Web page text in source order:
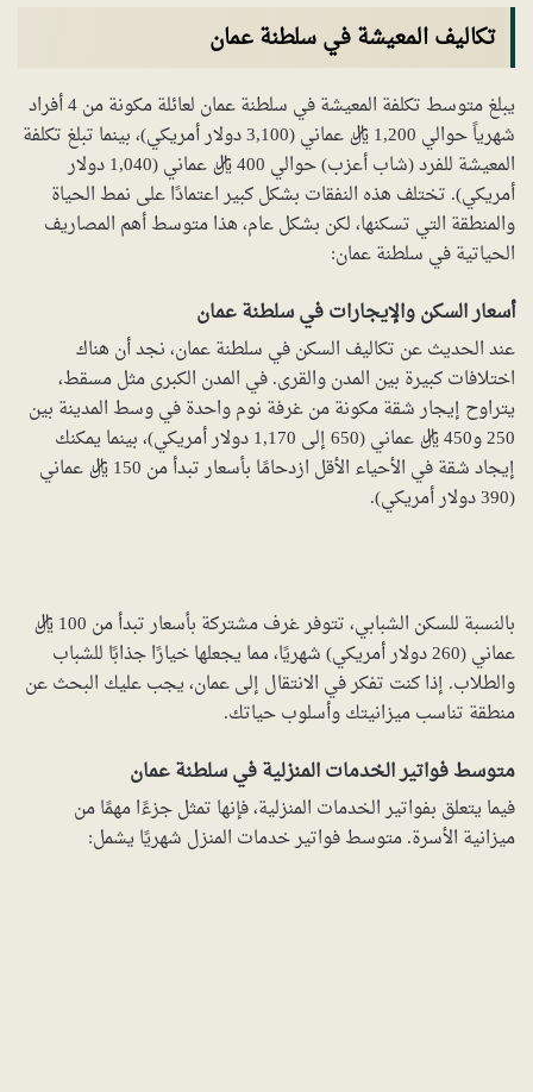
تكاليف المعيشة في سلطنة عمان
يبلغ متوسط تكلفة المعيشة في سلطنة عمان لعائلة مكونة من 4 أفراد
شهرياً حوالي 1,200 ريال عماني (3,100 دولار أمريكي)، بينما تبلغ تكلفة
المعيشة للفرد (شاب أعزب) حوالي 400 ريال عماني (1,040 دولار
أمريكي). تختلف هذه النفقات بشكل كبير اعتمادًا على نمط الحياة
والمنطقة التي تسكنها، لكن بشكل عام، هذا متوسط أهم المصاريف
الحياتية في سلطنة عمان:
أسعار السكن والإيجارات في سلطنة عمان
عند الحديث عن تكاليف السكن في سلطنة عمان، نجد أن هناك
اختلافات كبيرة بين المدن والقرى. في المدن الكبرى مثل مسقط،
يتراوح إيجار شقة مكونة من غرفة نوم واحدة في وسط المدينة بين
250 و450 ريال عماني (650 إلى 1,170 دولار أمريكي)، بينما يمكنك
إيجاد شقة في الأحياء الأقل ازدحامًا بأسعار تبدأ من 150 ريال عماني
(390 دولار أمريكي).
بالنسبة للسكن الشبابي، تتوفر غرف مشتركة بأسعار تبدأ من 100 ريال
عماني (260 دولار أمريكي) شهريًا، مما يجعلها خيارًا جذابًا للشباب
والطلاب. إذا كنت تفكر في الانتقال إلى عمان، يجب عليك البحث عن
منطقة تناسب ميزانيتك وأسلوب حياتك.
متوسط فواتير الخدمات المنزلية في سلطنة عمان
فيما يتعلق بفواتير الخدمات المنزلية، فإنها تمثل جزءًا مهمًا من
ميزانية الأسرة. متوسط فواتير خدمات المنزل شهريًا يشمل: